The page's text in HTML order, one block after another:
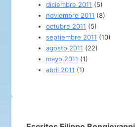
diciembre 2011 (5)
noviembre 2011 (8)
octubre 2011 (5)
septiembre 2011 (10)
agosto 2011 (22)
mayo 2011 (1)
abril 2011 (1)